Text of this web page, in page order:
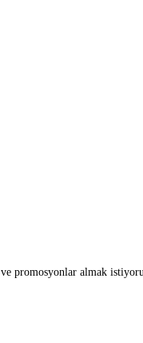
promosyonlar almak